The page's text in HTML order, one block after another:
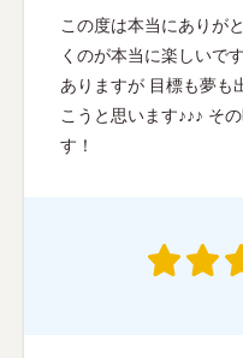
この度は本当にありが
くのが本当に楽しいで
ありますが 目標も夢も
こうと思います♪♪♪ そ
す！